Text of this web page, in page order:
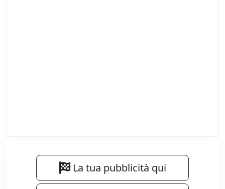
La tua pubblicità qui